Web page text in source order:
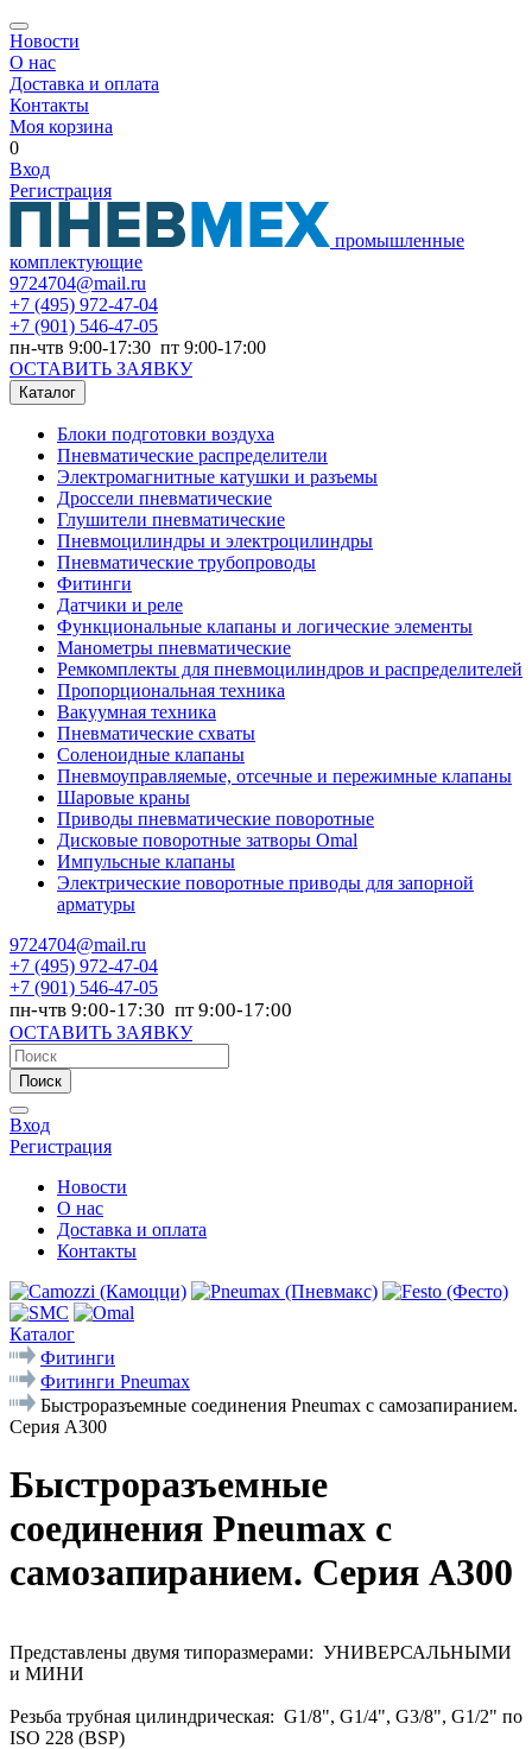
Новости
О нас
Доставка и оплата
Контакты
Моя корзина
0
Вход
Регистрация
промышленные
комплектующие
9724704@mail.ru
+7 (495) 972-47-04
+7 (901) 546-47-05
пн-чтв 9:00-17:30 пт 9:00-17:00
ОСТАВИТЬ ЗАЯВКУ
Каталог
Блоки подготовки воздуха
Пневматические распределители
Электромагнитные катушки и разъемы
Дроссели пневматические
Глушители пневматические
Пневмоцилиндры и электроцилиндры
Пневматические трубопроводы
Фитинги
Датчики и реле
Функциональные клапаны и логические элементы
Манометры пневматические
Ремкомплекты для пневмоцилиндров и распределителей
Пропорциональная техника
Вакуумная техника
Пневматические схваты
Соленоидные клапаны
Пневмоуправляемые, отсечные и пережимные клапаны
Шаровые краны
Приводы пневматические поворотные
Дисковые поворотные затворы Omal
Импульсные клапаны
Электрические поворотные приводы для запорной
арматуры
9724704@mail.ru
+7 (495) 972-47-04
+7 (901) 546-47-05
пн-чтв 9:00-17:30 пт 9:00-17:00
ОСТАВИТЬ ЗАЯВКУ
Поиск
Вход
Регистрация
Новости
О нас
Доставка и оплата
Контакты
Каталог
Фитинги
Фитинги Pneumax
Быстроразъемные соединения Pneumax с самозапиранием.
Серия А300
Быстроразъемные
соединения Pneumax с
самозапиранием. Серия А300
Представлены двумя типоразмерами: УНИВЕРСАЛЬНЫМИ
и МИНИ
Резьба трубная цилиндрическая: G1/8", G1/4", G3/8", G1/2" по
ISO 228 (BSP)